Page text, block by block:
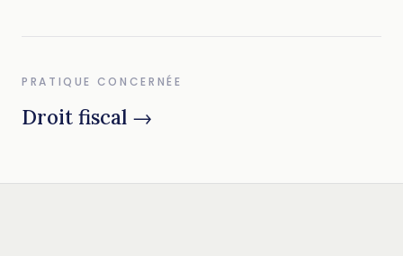
PRATIQUE CONCERNÉE
Droit fiscal →